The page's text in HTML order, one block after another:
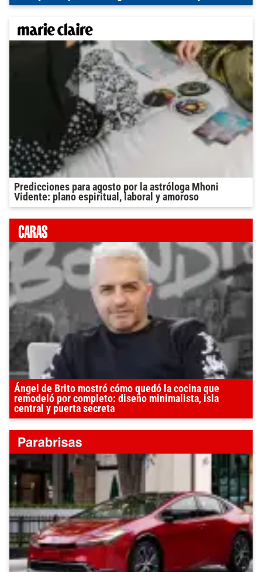
Predicciones para agosto por la astróloga Mhoni
Vidente: plano espiritual, laboral y amoroso
Ángel de Brito mostró cómo quedó la cocina que
remodeló por completo: diseño minimalista, isla
central y puerta secreta